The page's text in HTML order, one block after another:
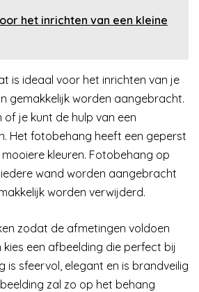
het inrichten van een kleine
is ideaal voor het inrichten van je
gemakkelijk worden aangebracht.
je kunt de hulp van een
Het fotobehang heeft een geperst
kleuren. Fotobehang op
wand worden aangebracht
worden verwijderd.
zodat de afmetingen voldoen
kies een afbeelding die perfect bij
is sfeervol, elegant en is brandveilig
zal zo op het behang